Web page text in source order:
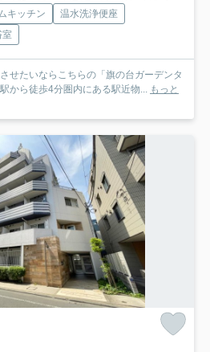
キッチン
温水洗浄便座
室
せたいならこちらの「旗の台ガーデンタ
から徒歩4分圏内にある駅近物...
もっと